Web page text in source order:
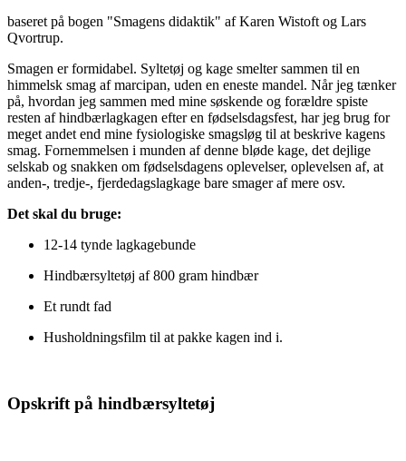
baseret på bogen "Smagens didaktik" af Karen Wistoft og Lars
Qvortrup.
Smagen er formidabel. Syltetøj og kage smelter sammen til en
himmelsk smag af marcipan, uden en eneste mandel. Når jeg tænker
på, hvordan jeg sammen med mine søskende og forældre spiste
resten af hindbærlagkagen efter en fødselsdagsfest, har jeg brug for
meget andet end mine fysiologiske smagsløg til at beskrive kagens
smag. Fornemmelsen i munden af denne bløde kage, det dejlige
selskab og snakken om fødselsdagens oplevelser, oplevelsen af, at
anden-, tredje-, fjerdedagslagkage bare smager af mere osv.
Det skal du bruge:
12-14 tynde lagkagebunde
Hindbærsyltetøj af 800 gram hindbær
Et rundt fad
Husholdningsfilm til at pakke kagen ind i.
Opskrift på hindbærsyltetøj